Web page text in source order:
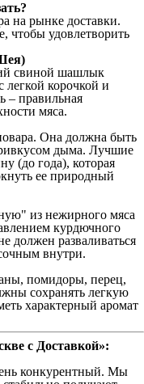
на рынке доставки.
чтобы удовлетворить
свиной шашлык
корочкой и
– правильная
мяса.
Она должна быть
дыма. Лучшие
(до года), которая
ее природный
из нежирного мяса
курдючного
должен разваливаться
внутри.
помидоры, перец,
сохранять легкую
характерный аромат
с Доставкой»:
конкурентный. Мы